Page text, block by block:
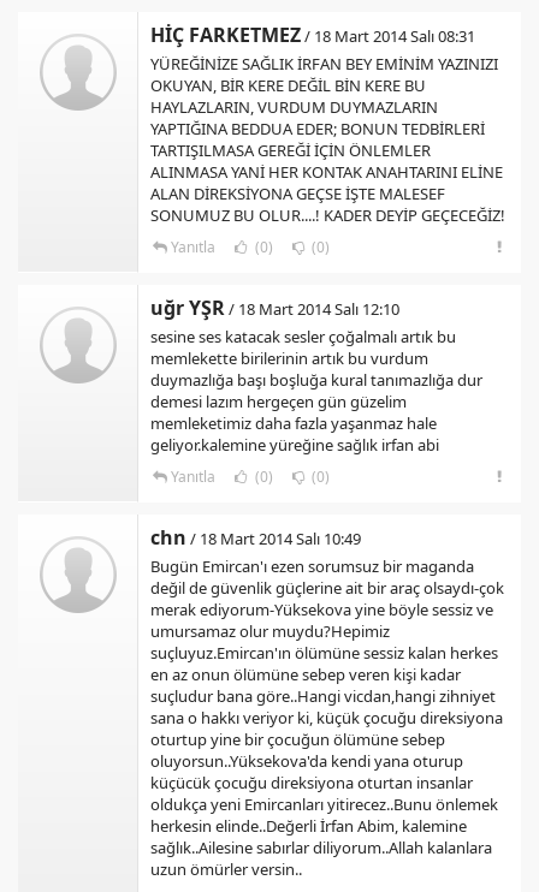
HİÇ FARKETMEZ/ 18 Mart 2014 Salı 08:31
YÜREĞİNİZE SAĞLIK İRFAN BEY EMİNİM YAZINIZI
OKUYAN, BİR KERE DEĞİL BİN KERE BU
HAYLAZLARIN, VURDUM DUYMAZLARIN
YAPTIĞINA BEDDUA EDER; BONUN TEDBİRLERİ
TARTIŞILMASA GEREĞİ İÇİN ÖNLEMLER
ALINMASA YANİ HER KONTAK ANAHTARINI ELİNE
ALAN DİREKSİYONA GEÇSE İŞTE MALESEF
SONUMUZ BU OLUR....! KADER DEYİP GEÇECEĞİZ!
Yanıtla (0) (0)
uğr YŞR/ 18 Mart 2014 Salı 12:10
sesine ses katacak sesler çoğalmalı artık bu
memlekette birilerinin artık bu vurdum
duymazlığa başı boşluğa kural tanımazlığa dur
demesi lazım hergeçen gün güzelim
memleketimiz daha fazla yaşanmaz hale
geliyor.kalemine yüreğine sağlık irfan abi
Yanıtla (0) (0)
chn / 18 Mart 2014 Salı 10:49
Bugün Emircan'ı ezen sorumsuz bir maganda
değil de güvenlik güçlerine ait bir araç olsaydı-çok
merak ediyorum-Yüksekova yine böyle sessiz ve
umursamaz olur muydu?Hepimiz
suçluyuz.Emircan'ın ölümüne sessiz kalan herkes
en az onun ölümüne sebep veren kişi kadar
suçludur bana göre..Hangi vicdan,hangi zihniyet
sana o hakkı veriyor ki, küçük çocuğu direksiyona
oturtup yine bir çocuğun ölümüne sebep
oluyorsun..Yüksekova'da kendi yana oturup
küçücük çocuğu direksiyona oturtan insanlar
oldukça yeni Emircanları yitirecez..Bunu önlemek
herkesin elinde..Değerli İrfan Abim, kalemine
sağlık..Ailesine sabırlar diliyorum..Allah kalanlara
uzun ömürler versin..